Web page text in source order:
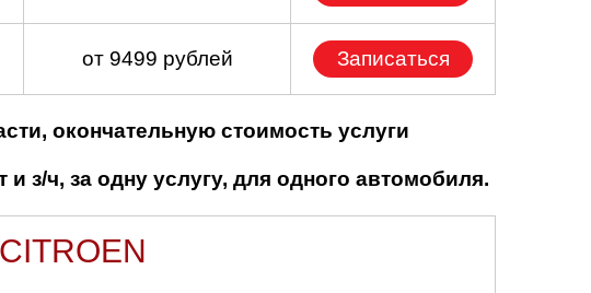
от 9499 рублей Записаться
окончательную стоимость услуги
з/ч, за одну услугу, для одного автомобиля.